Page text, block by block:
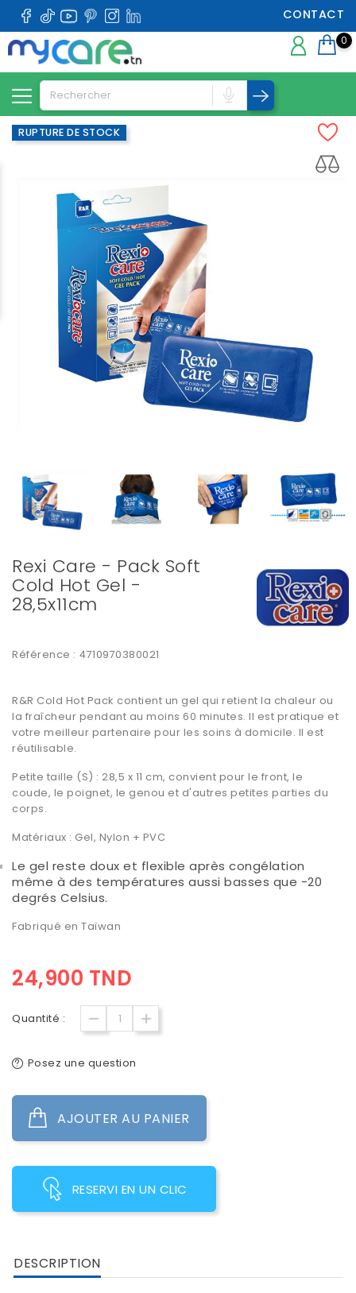
CONTACT
0
RUPTURE DE STOCK
Rexi Care - Pack Soft
Cold Hot Gel -
28,5x11cm
Référence : 4710970380021
R&R Cold Hot Pack contient un gel qui retient la chaleur ou
la fraîcheur pendant au moins 60 minutes. Il est pratique et
votre meilleur partenaire pour les soins à domicile. Il est
réutilisable.
Petite taille (S) : 28,5 x 11 cm, convient pour le front, le
coude, le poignet, le genou et d'autres petites parties du
corps.
Matériaux : Gel, Nylon + PVC
Le gel reste doux et flexible après congélation
même à des températures aussi basses que -20
degrés Celsius.
Fabriqué en Taïwan
24,900 TND
Quantité :
Posez une question
AJOUTER AU PANIER
RESERVI EN UN CLIC
DESCRIPTION